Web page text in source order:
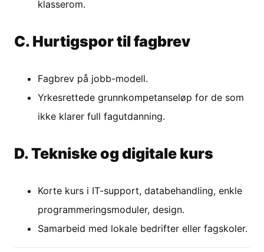
klasserom.
C. Hurtigspor til fagbrev
Fagbrev på jobb-modell.
Yrkesrettede grunnkompetanseløp for de som
ikke klarer full fagutdanning.
D. Tekniske og digitale kurs
Korte kurs i IT-support, databehandling, enkle
programmeringsmoduler, design.
Samarbeid med lokale bedrifter eller fagskoler.